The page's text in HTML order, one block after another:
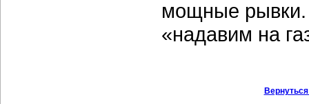
мощные рывки.
«надавим на